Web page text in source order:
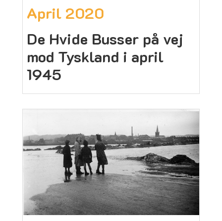
April 2020
De Hvide Busser på vej
mod Tyskland i april
1945